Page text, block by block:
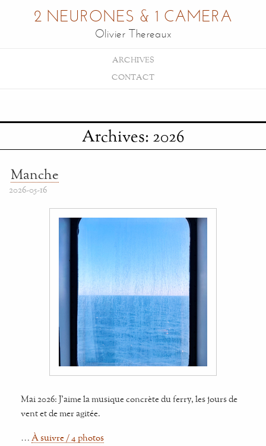
2 NEURONES & 1 CAMERA
Olivier Thereaux
ARCHIVES
CONTACT
Archives: 2026
Manche
2026-05-16
Mai 2026: J'aime la musique concrète du ferry, les jours de
vent et de mer agitée.
… À suivre / 4 photos